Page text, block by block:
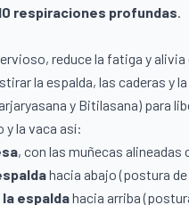
respiraciones profundas
reduce la fatiga y alivia
la espalda, las caderas y
y Bitilasana) para
y la vaca así:
, con las muñecas alineadas
hacia abajo (postura de
espaldahacia arriba